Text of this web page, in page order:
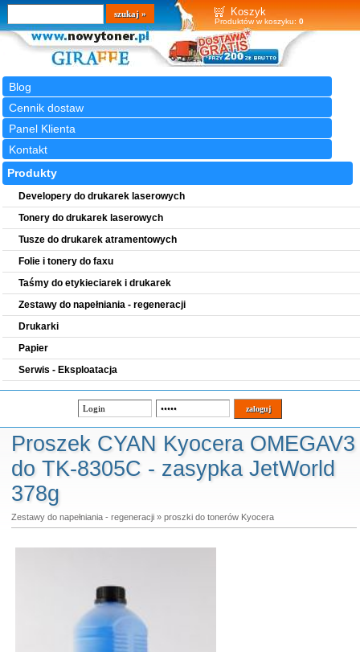
Koszyk
Produktów w koszyku: 0
Blog
Cennik dostaw
Panel Klienta
Kontakt
Wyszukiwarka
szukaj
Produkty
Developery do drukarek laserowych
Tonery do drukarek laserowych
Tusze do drukarek atramentowych
Folie i tonery do faxu
Taśmy do etykieciarek i drukarek
Zestawy do napełniania - regeneracji
Drukarki
Papier
Serwis - Eksploatacja
Proszek CYAN Kyocera OMEGAV3
do TK-8305C - zasypka JetWorld
378g
Zestawy do napełniania - regeneracji» proszki do tonerów Kyocera